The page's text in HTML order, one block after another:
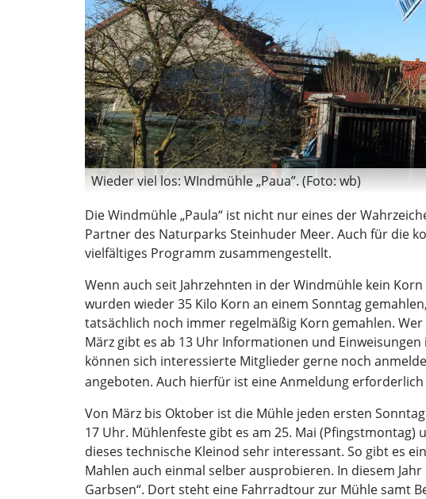
Wieder viel los: WIndmühle „Paua”. (Foto: wb)
Die Windmühle „Paula“ ist nicht nur eines der
Partner des Naturparks Steinhuder Meer. Auch für die
vielfältiges Programm zusammengestellt.
Wenn auch seit Jahrzehnten in der Windmühle kein
wurden wieder 35 Kilo Korn an einem Sonntag
tatsächlich noch immer regelmäßig Korn gemahlen.
März gibt es ab 13 Uhr Informationen und
können sich interessierte Mitglieder gerne noch
angeboten. Auch hierfür ist eine Anmeldung
Von März bis Oktober ist die Mühle jeden ersten
17 Uhr. Mühlenfeste gibt es am 25. Mai
dieses technische Kleinod sehr interessant. So gibt es
Mahlen auch einmal selber ausprobieren. In diesem
Garbsen“. Dort steht eine Fahrradtour zur Mühle samt